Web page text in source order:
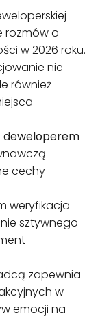
rozmów o
w 2026 roku.
nie
również
deweloperem
cechy
weryfikacja
sztywnego
zapewnia
w
emocji na